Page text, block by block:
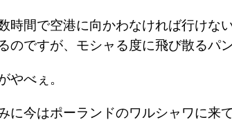
m
時間で空港に向かわなければ行けな
のですが、モシャる度に飛び散るパ
やべぇ。
に今はポーランドのワルシャワに来て